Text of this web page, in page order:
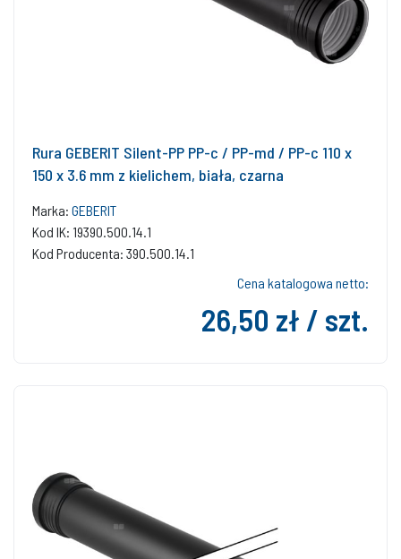
Rura GEBERIT Silent-PP PP-c / PP-md / PP-c 110 x
150 x 3.6 mm z kielichem, biała, czarna
Marka: GEBERIT
Kod IK: 19390.500.14.1
Kod Producenta: 390.500.14.1
Cena katalogowa netto:
26,50 zł / szt.